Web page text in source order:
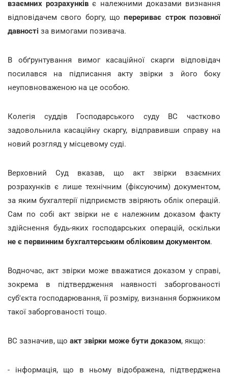
взаємних розрахунків є належними доказами визнання
відповідачем свого боргу, щоперериває строк позовної
давності за вимогами позивача.
В обґрунтування вимог касаційної скарги відповідач
посилався на підписання акту звірки з його боку
неуповноваженою на це особою.
Колегія суддів Господарського суду ВС частково
задовольнила касаційну скаргу, відправивши справу на
новий розгляд у місцевому суді.
Верховний Суд вказав, що акт звірки взаємних
розрахунків є лише технічним (фіксуючим) документом,
за яким бухгалтерії підприємств звіряють облік операцій.
Сам по собі акт звірки не є належним доказом факту
здійснення будь-яких господарських операцій, оскільки
не є первинним бухгалтерським обліковим документом.
Водночас, акт звірки може вважатися доказом у справі,
зокрема в підтвердження наявності заборгованості
суб'єкта господарювання, її розміру, визнання боржником
такої заборгованості тощо.
ВС зазначив, що акт звірки може бути доказом, якщо:
- інформація, що в ньому відображена, підтверджена